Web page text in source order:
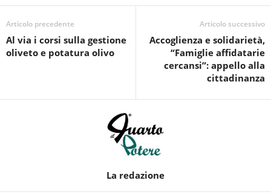
Articolo precedente
Al via i corsi sulla gestione
oliveto e potatura olivo
Articolo successivo
Accoglienza e solidarietà,
“Famiglie affidatarie
cercansi”: appello alla
cittadinanza
La redazione